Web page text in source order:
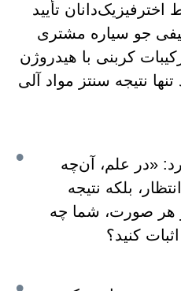
تأیید
جو سیاره مشتری
کربنی با هیدروژن
نتیجه سنتز مواد آلی
«در علم، آن‌چه
بلکه نتیجه
هر صورت، شما چه
کنید؟